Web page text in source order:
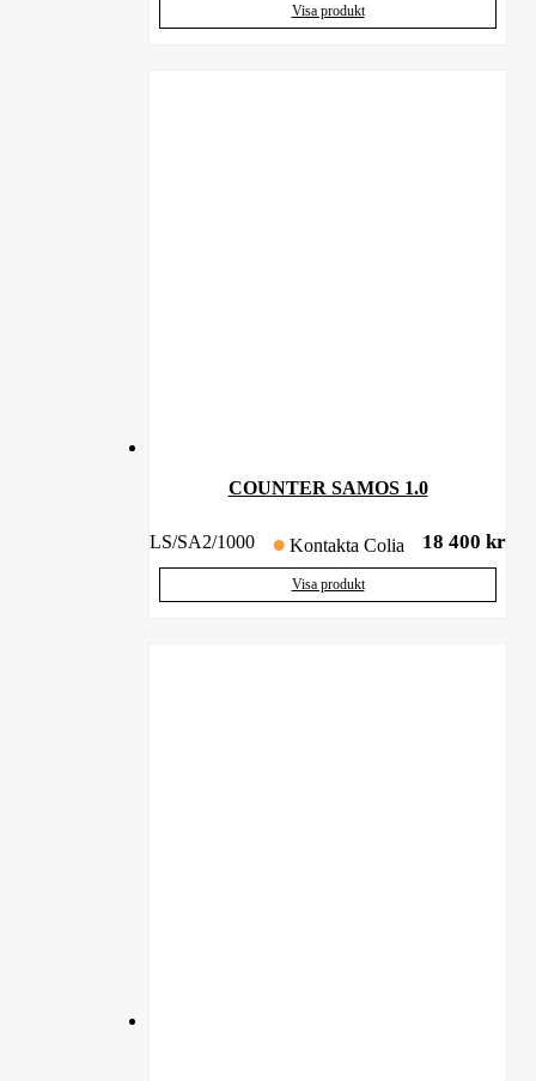
Visa produkt
COUNTER SAMOS 1.0
LS/SA2/1000 Kontakta Colia 18 400 kr
Visa produkt